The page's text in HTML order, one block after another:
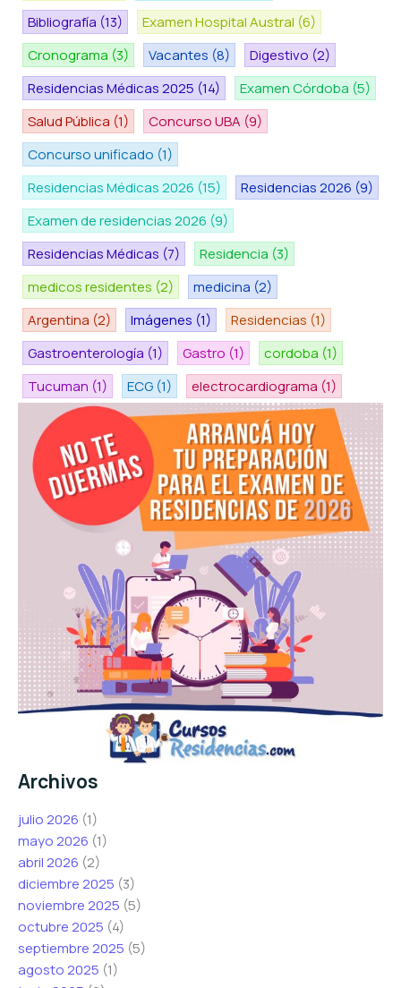
Bibliografía (13) Examen Hospital Austral (6)
Cronograma (3) Vacantes (8) Digestivo (2)
Residencias Médicas 2025 (14) Examen Córdoba (5)
Salud Pública (1) Concurso UBA (9)
Concurso unificado (1)
Residencias Médicas 2026 (15) Residencias 2026 (9)
Examen de residencias 2026 (9)
Residencias Médicas (7) Residencia (3)
medicos residentes (2) medicina (2)
Argentina (2) Imágenes (1) Residencias (1)
Gastroenterología (1) Gastro (1) cordoba (1)
Tucuman (1) ECG (1) electrocardiograma (1)
Archivos
julio 2026 (1)
mayo 2026 (1)
abril 2026 (2)
diciembre 2025 (3)
noviembre 2025 (5)
octubre 2025 (4)
septiembre 2025 (5)
agosto 2025 (1)